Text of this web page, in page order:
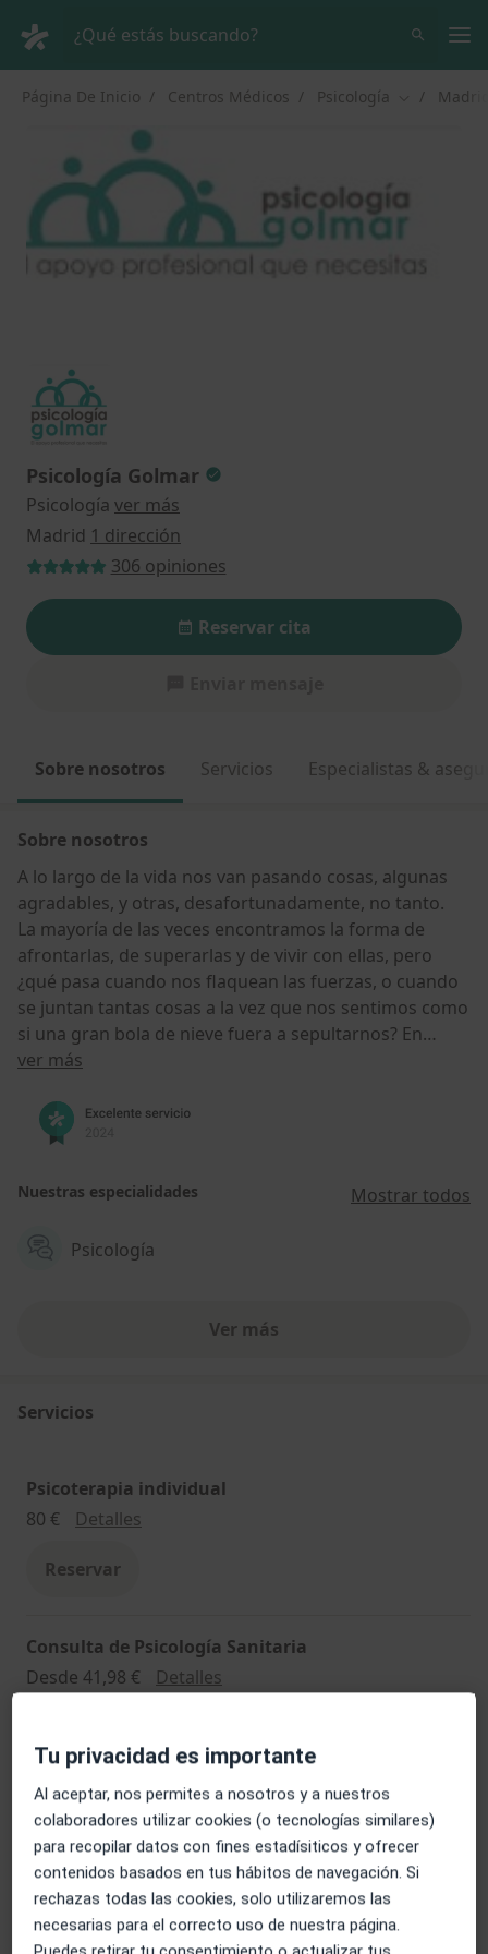
¿Qué estás buscando?
Página De Inicio Centros Médicos Psicología Cambiar
Psicología Golmar
Psicología ver más
Madrid 1 dirección
306 opiniones
Reservar cita
Sobre nosotros Servicios Especialistas &
Sobre nosotros
A lo largo de la vida nos van pasando cosas, algunas
agradables, y otras, desafortunadamente, no tanto.
La mayoría de las veces encontramos la forma de
afrontarlas, de superarlas y de vivir con ellas, pero
¿qué pasa cuando nos flaquean las fuerzas, o cuando
se juntan tantas cosas a la vez que nos sentimos como
si una gran bola de nieve fuera a sepultarnos? En
Psicología Golmar te ofrecemos la posibilidad de
video-conferencia en la plataforma Doctoralia.
ver más
Nuestras especialidades Mostrar todos
Psicología
Ver más
Servicios
Psicoterapia individual
80 €
Detalles
Reservar
Consulta de Psicología Sanitaria
Desde 41,98 €
Detalles
Desde 1 500 €
DetallesInforme pericial psicológico
Primera visita Psicología
Desde 17,72 €
Detalles Primera visita Psicología
Técnicas y estrategias de autoestima
Tu privacidad es importante
Al aceptar, nos permites a nosotros y a nuestros
colaboradores utilizar cookies (o tecnologías similares)
para recopilar datos con fines estadísiticos y ofrecer
contenidos basados en tus hábitos de navegación. Si
rechazas todas las cookies, solo utilizaremos las
necesarias para el correcto uso de nuestra página.